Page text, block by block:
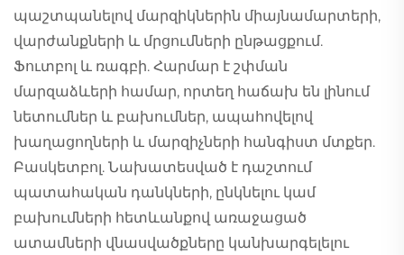
պաշտպանելով մարզիկներին միայնամարտերի,
վարժանքների և մրցումների ընթացքում.
Ֆուտբոլ և ռագբի. Հարմար է շփման
մարզաձևերի համար, որտեղ հաճախ են լինում
նետումներ և բախումներ, ապահովելով
խաղացողների և մարզիչների հանգիստ մտքեր.
Բասկետբոլ. Նախատեսված է դաշտում
պատահական դանկների, ընկնելու կամ
բախումների հետևանքով առաջացած
ատամների վնասվածքները կանխարգելելու